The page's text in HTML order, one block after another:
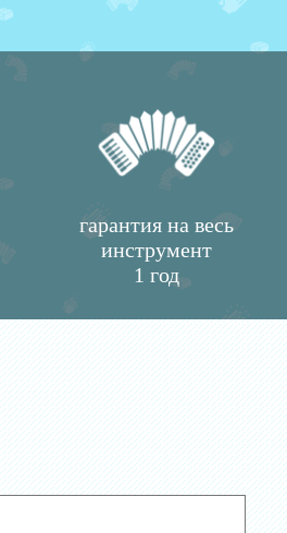
гарантия на весь
инструмент
1 год